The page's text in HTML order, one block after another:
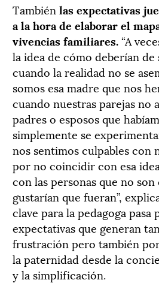
También las expectativas
a la hora de elaborar el
vivencias familiares.“A
la idea de cómo deberían de
cuando la realidad no se
somos esa madre que nos
cuando nuestras parejas no
padres o esposos que
simplemente se
nos sentimos culpables con
por no coincidir con esa
con las personas que no
gustarían que fueran”,
clave para la pedagoga pasa
expectativas que generan
frustración pero también
la paternidad desde la
y la simplificación.